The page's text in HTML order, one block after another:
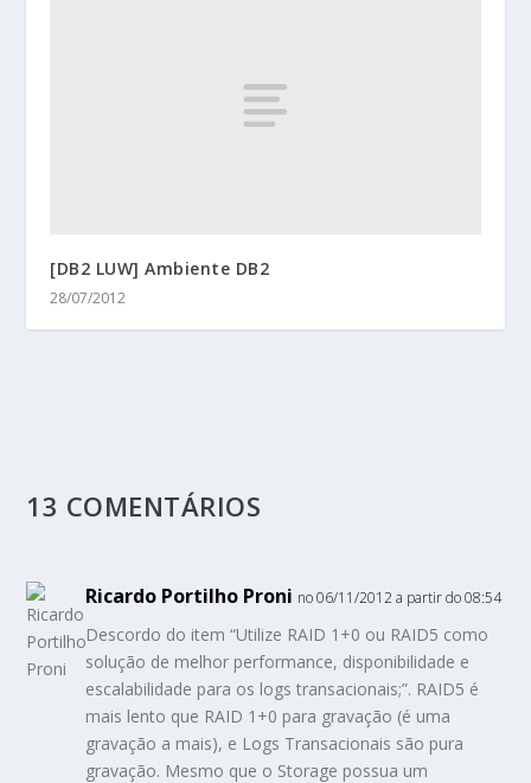
[DB2 LUW] Ambiente DB2
28/07/2012
13 COMENTÁRIOS
Ricardo Portilho Proni no 06/11/2012 a partir do 08:54
Descordo do item “Utilize RAID 1+0 ou RAID5 como
solução de melhor performance, disponibilidade e
escalabilidade para os logs transacionais;”. RAID5 é
mais lento que RAID 1+0 para gravação (é uma
gravação a mais), e Logs Transacionais são pura
gravação. Mesmo que o Storage possua um